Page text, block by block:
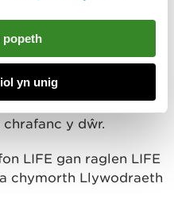
popeth
yn unig
cadwraeth
o bwysigrwydd
gwyllt a’u
llysywod pendoll yr
y dŵr.
LIFE gan raglen LIFE
chymorth Llywodraeth